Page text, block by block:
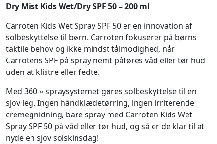
Dry Mist Kids Wet/Dry SPF 50 – 200 ml
Carroten Kids Wet Spray SPF 50 er en innovation af
solbeskyttelse til børn. Carroten fokuserer på børns
taktile behov og ikke mindst tålmodighed, når
Carrotens SPF på spray nemt påføres våd eller tør hud
uden at klistre eller fedte.
Med 360 ◦ spraysystemet gøres solbeskyttelse til en
sjov leg. Ingen håndklædetørring, ingen irriterende
cremegnidning, bare spray med Carroten Kids Wet
Spray SPF 50 på våd eller tør hud, og så er de klar til at
nyde en sjov solskinsdag!